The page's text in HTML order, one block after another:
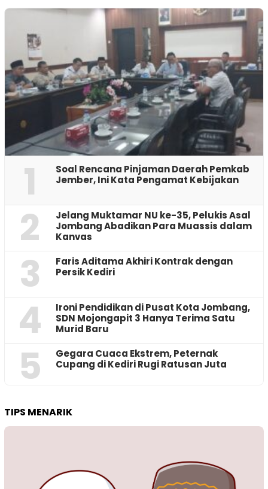
1
‎Soal Rencana Pinjaman Daerah Pemkab
Jember, Ini Kata Pengamat Kebijakan ‎
2
Jelang Muktamar NU ke-35, Pelukis Asal
Jombang Abadikan Para Muassis dalam
Kanvas
3
Faris Aditama Akhiri Kontrak dengan
Persik Kediri
4
Ironi Pendidikan di Pusat Kota Jombang,
SDN Mojongapit 3 Hanya Terima Satu
Murid Baru
5
‎Gegara Cuaca Ekstrem, Peternak
Cupang di Kediri Rugi Ratusan Juta
TIPS MENARIK